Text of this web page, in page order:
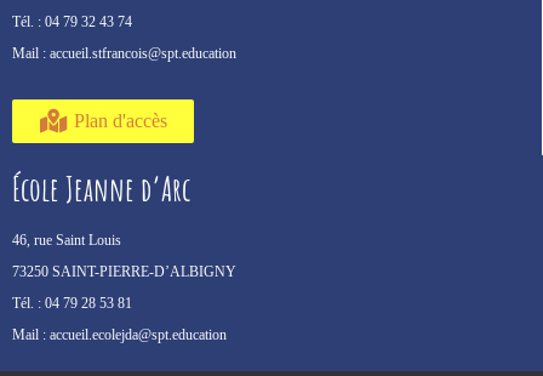
Tél. : 04 79 32 43 74
Mail : accueil.stfrancois@spt.education
Plan d'accès
École Jeanne d’Arc
46, rue Saint Louis
73250 SAINT-PIERRE-D’ALBIGNY
Tél. : 04 79 28 53 81
Mail : accueil.ecolejda@spt.education